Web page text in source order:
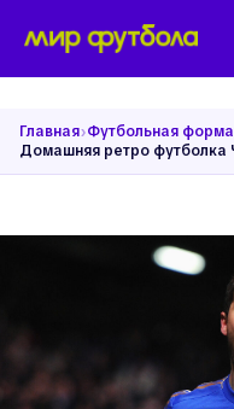
Главная›Футбольная форма